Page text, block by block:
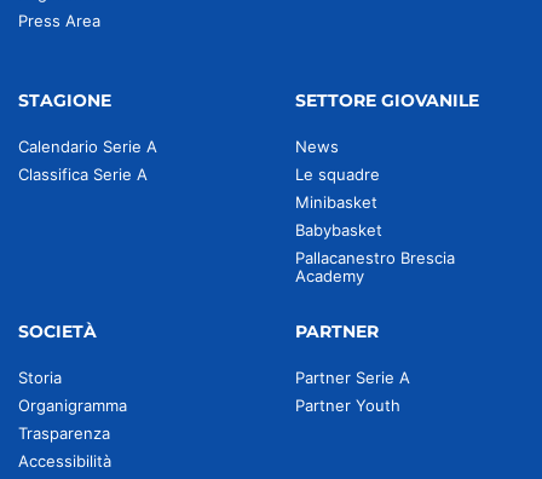
Press Area
STAGIONE
Calendario Serie A
Classifica Serie A
SETTORE GIOVANILE
News
Le squadre
Minibasket
Babybasket
Pallacanestro Brescia
Academy
SOCIETÀ
Storia
Organigramma
Trasparenza
Accessibilità
PARTNER
Partner Serie A
Partner Youth